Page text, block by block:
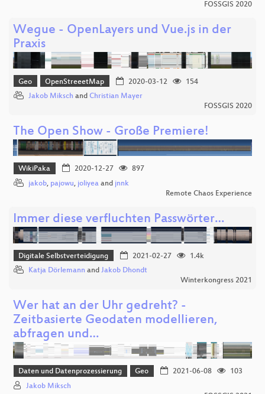
FOSSGIS 2020
Wegue - OpenLayers und Vue.js in der
Praxis
Geo OpenStreeetMap 2020-03-12
154
Jakob Miksch and Christian Mayer
FOSSGIS 2020
The Open Show - Große Premiere!
WikiPaka 2020-12-27
897
jakob, pajowu, joliyea and jnnk
Remote Chaos Experience
Immer diese verfluchten Passwörter…
Digitale Selbstverteidigung 2021-02-27
1.4k
Katja Dörlemann and Jakob Dhondt
Winterkongress 2021
Wer hat an der Uhr gedreht? -
Zeitbasierte Geodaten modellieren,
abfragen und…
Daten und Datenprozessierung Geo 2021-06-08
103
Jakob Miksch